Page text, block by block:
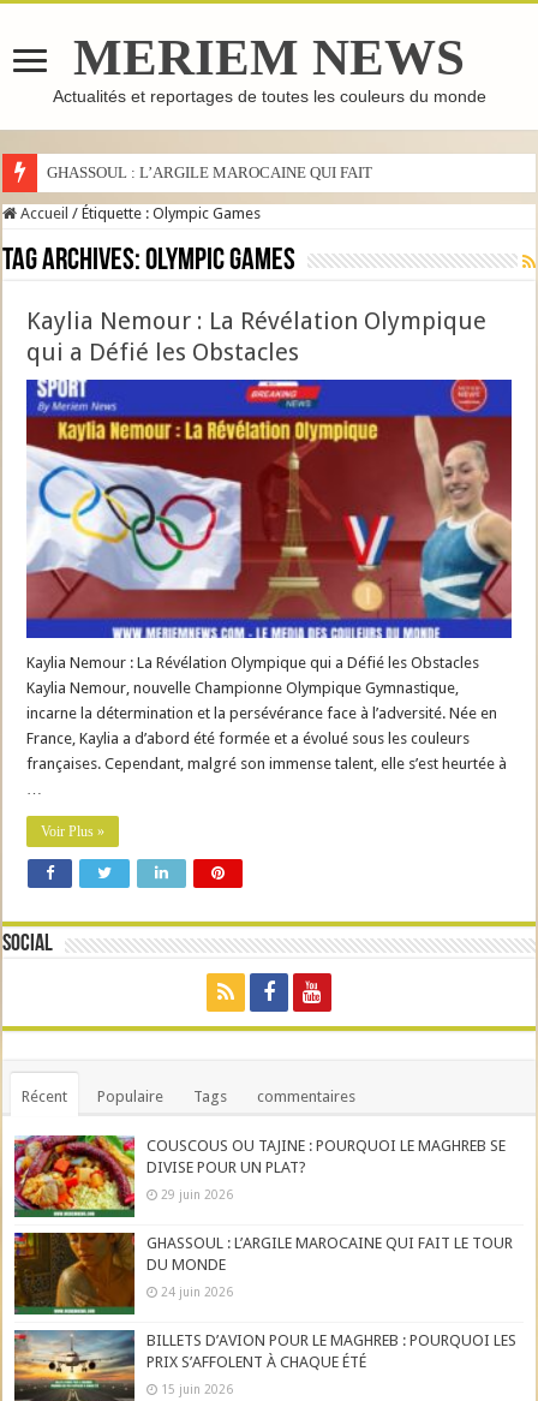
MERIEM NEWS
Actualités et reportages de toutes les couleurs du monde
GHASSOUL : L’ARGILE MAROCAINE QUI FAIT LE TOUR
Accueil / Étiquette :Olympic Games
Tag Archives:Olympic Games
Kaylia Nemour : La Révélation Olympique
qui a Défié les Obstacles
Kaylia Nemour : La Révélation Olympique qui a Défié les Obstacles
Kaylia Nemour, nouvelle Championne Olympique Gymnastique,
incarne la détermination et la persévérance face à l’adversité. Née en
France, Kaylia a d’abord été formée et a évolué sous les couleurs
françaises. Cependant, malgré son immense talent, elle s’est heurtée à
Voir Plus »
Social
Récent Populaire Tags commentaires
COUSCOUS OU TAJINE : POURQUOI LE MAGHREB SE
DIVISE POUR UN PLAT?
29 juin 2026
GHASSOUL : L’ARGILE MAROCAINE QUI FAIT LE TOUR
DU MONDE
24 juin 2026
BILLETS D’AVION POUR LE MAGHREB : POURQUOI LES
PRIX S’AFFOLENT À CHAQUE ÉTÉ
15 juin 2026